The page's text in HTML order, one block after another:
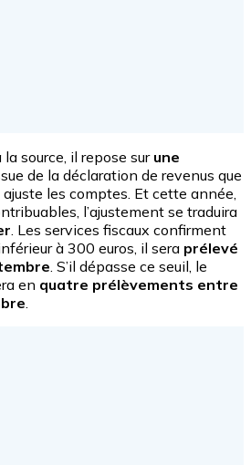
source, il repose sur une
de la déclaration de revenus que
les comptes. Et cette année,
l’ajustement se traduira
. Les services fiscaux confirment
à 300 euros, il sera prélevé
. S’il dépasse ce seuil, le
en quatre prélèvements entre